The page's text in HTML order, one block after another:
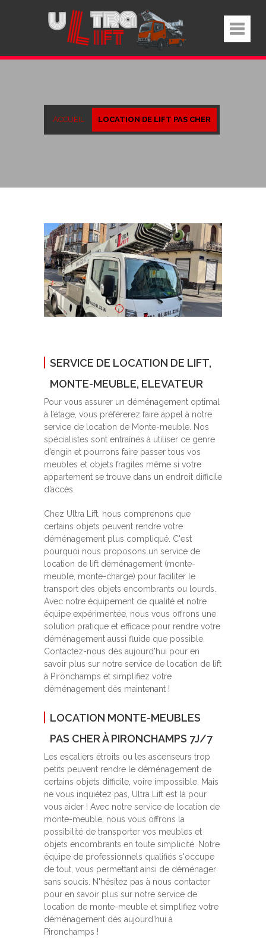
ACCUEIL LOCATION DE LIFT PAS CHER
SERVICE DE LOCATION DE LIFT,
MONTE-MEUBLE, ELEVATEUR
Pour vous assurer un déménagement optimal
à l’étage, vous préférerez faire appel à notre
service de location de Monte-meuble. Nos
spécialistes sont entraînés à utiliser ce genre
d’engin et pourrons faire passer tous vos
meubles et objets fragiles même si votre
appartement se trouve dans un endroit difficile
d’accès.
Chez Ultra Lift, nous comprenons que
certains objets peuvent rendre votre
déménagement plus compliqué. C'est
pourquoi nous proposons un service de
location de lift déménagement (monte-
meuble, monte-charge) pour faciliter le
transport des objets encombrants ou lourds.
Avec notre équipement de qualité et notre
équipe expérimentée, nous vous offrons une
solution pratique et efficace pour rendre votre
déménagement aussi fluide que possible.
Contactez-nous dès aujourd'hui pour en
savoir plus sur notre service de location de lift
à Pironchamps et simplifiez votre
déménagement dès maintenant !
LOCATION MONTE-MEUBLES
PAS CHER À PIRONCHAMPS 7J/7
Les escaliers étroits ou les ascenseurs trop
petits peuvent rendre le déménagement de
certains objets difficile, voire impossible. Mais
ne vous inquiétez pas, Ultra Lift est là pour
vous aider ! Avec notre service de location de
monte-meuble, nous vous offrons la
possibilité de transporter vos meubles et
objets encombrants en toute simplicité. Notre
équipe de professionnels qualifiés s'occupe
de tout, vous permettant ainsi de déménager
sans soucis. N'hésitez pas à nous contacter
pour en savoir plus sur notre service de
location de monte-meuble et simplifiez votre
déménagement dès aujourd'hui à
Pironchamps !